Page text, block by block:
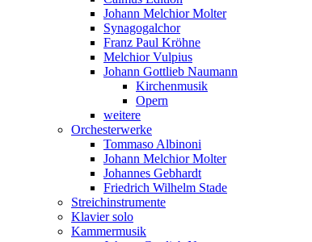
Johann Melchior Molter
Synagogalchor
Franz Paul Kröhne
Melchior Vulpius
Johann Gottlieb Naumann
Kirchenmusik
Opern
weitere
Orchesterwerke
Tommaso Albinoni
Johann Melchior Molter
Johannes Gebhardt
Friedrich Wilhelm Stade
Streichinstrumente
Klavier solo
Kammermusik